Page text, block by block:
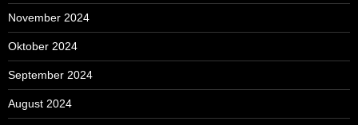
November 2024
Oktober 2024
September 2024
August 2024